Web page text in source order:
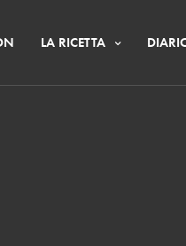
LA RICETTA